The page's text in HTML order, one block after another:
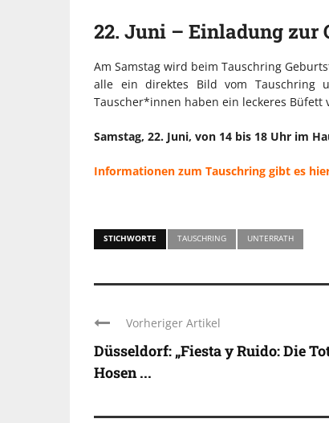
22. Juni – Einladung zur
Am Samstag wird beim Tauschring
alle ein direktes Bild vom Tauschring
Tauscher*innen haben ein leckeres Büfett
Samstag, 22. Juni, von 14 bis 18 Uhr im
Informationen zum Tauschring gibt es
STICHWORTE TAUSCHRING UNTERRATH
Vorheriger Artikel
Düsseldorf: „Fiesta y Ruido: Die
Hosen ...